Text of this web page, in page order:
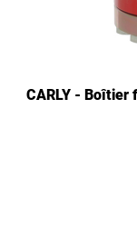
CARLY - Boîtier